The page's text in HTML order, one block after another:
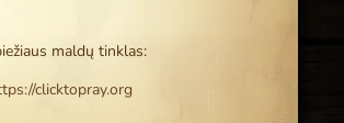
maldų tinklas:
clicktopray.org